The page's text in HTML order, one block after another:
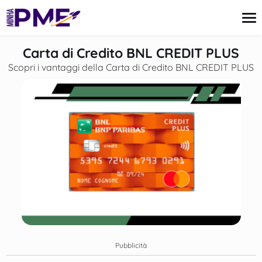
contenuto
Carta di Credito
Finanze
Imposte e Tasse
Carta di Credito BNL CREDIT PLUS
Scopri i vantaggi della Carta di Credito BNL CREDIT PLUS
Pubblicità